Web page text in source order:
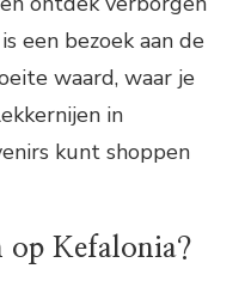
een bezoek aan de
waard, waar je
in
kunt shoppen
op Kefalonia?